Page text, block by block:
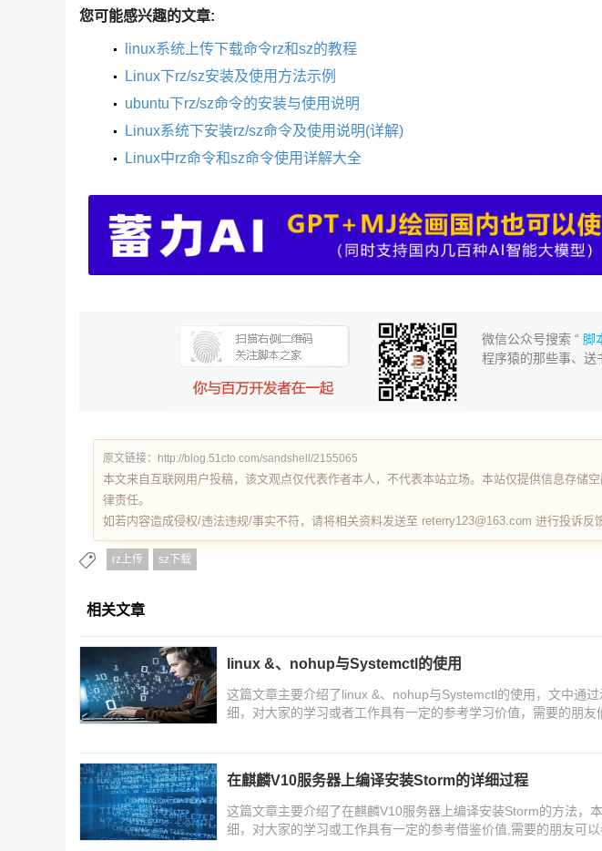
您可能感兴趣的文章:
linux系统上传下载命令rz和sz的教程
Linux下rz/sz安装及使用方法示例
ubuntu下rz/sz命令的安装与使用说明
Linux系统下安装rz/sz命令及使用说明(详解)
Linux中rz命令和sz命令使用详解大全
微信公众号搜索 “脚
程序猿的那些事、送
原文链接：http://blog.51cto.com/sandshell/2155065
本文来自互联网用户投稿，该文观点仅代表作者本人，不代表本站立场。本站仅提供信息存储
律责任。
如若内容造成侵权/违法违规/事实不符，请将相关资料发送至 reterry123@163.com 进行投诉反
rz上传 sz下载
相关文章
linux &、nohup与Systemctl的使用
这篇文章主要介绍了linux &、nohup与Systemctl的使用，文中通
细，对大家的学习或者工作具有一定的参考学习价值，需要的朋友
在麒麟V10服务器上编译安装Storm的详细过程
这篇文章主要介绍了在麒麟V10服务器上编译安装Storm的方法，
细，对大家的学习或工作具有一定的参考借鉴价值,需要的朋友可